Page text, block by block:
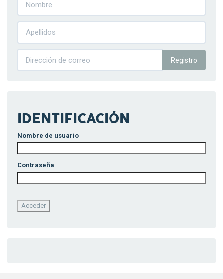
Registro
IDENTIFICACIÓN
Nombre de usuario
Contraseña